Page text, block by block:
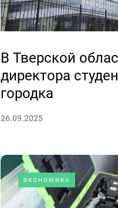
В Тверской
директора
городка
26.09.2025
ЭКОНОМИКА